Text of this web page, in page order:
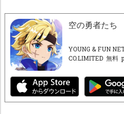
空の勇者たち
YOUNG & FUN
CO.LIMITED 無料